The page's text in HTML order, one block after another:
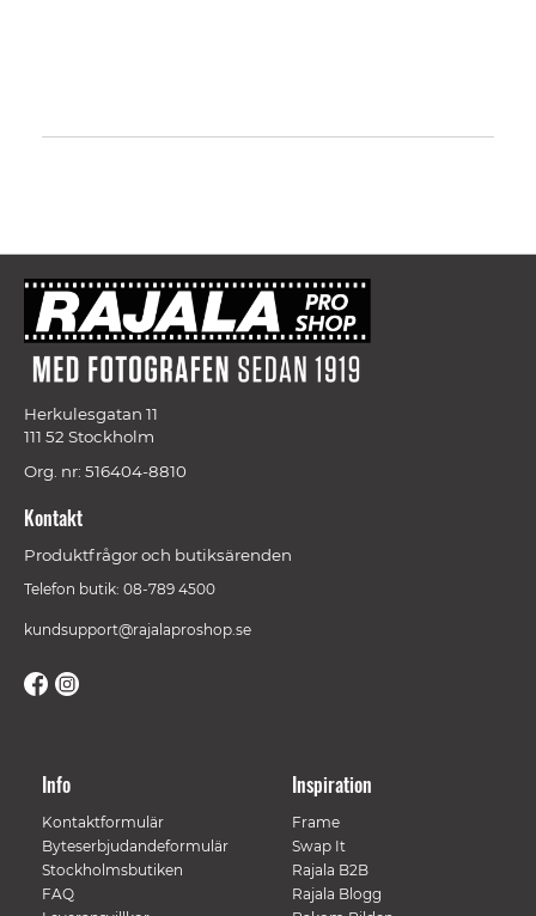
Herkulesgatan 11
111 52 Stockholm
Org. nr: 516404-8810
Kontakt
Produktfrågor och butiksärenden
Telefon butik: 08-789 4500
kundsupport@rajalaproshop.se
Info
Kontaktformulär
Byteserbjudandeformulär
Stockholmsbutiken
FAQ
Inspiration
Frame
Swap It
Rajala B2B
Rajala Blogg